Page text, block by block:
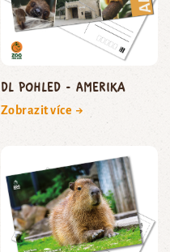
DL pohled - Amerika
Zobrazit více →